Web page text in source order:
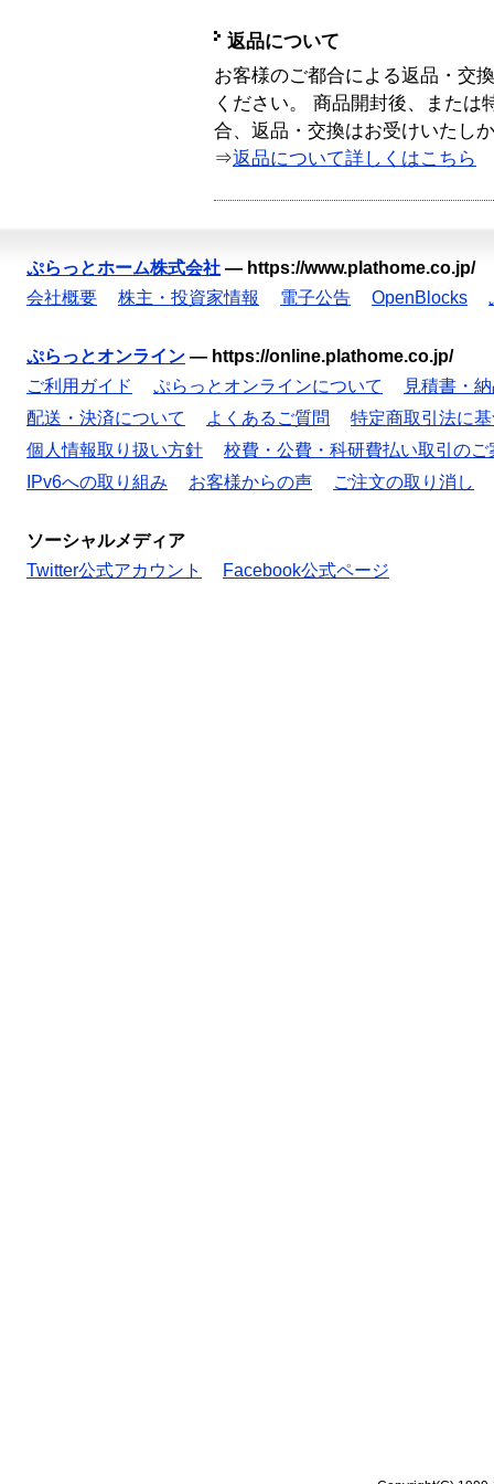
返品について
お客様のご都合による返品・交
ください。 商品開封後、または
合、返品・交換はお受けいたし
⇒返品について詳しくはこちら
ぷらっとホーム株式会社 — https://www.plathome.co.jp/
会社概要
株主・投資家情報 電子公告 OpenBlocks
ぷらっとオンライン — https://online.plathome.co.jp/
ご利用ガイド
ぷらっとオンラインについて
見積書・
配送・決済について
よくあるご質問
特定商取引法に
個人情報取り扱い方針
校費・公費・科研費払い取引のご
IPv6への取り組み
お客様からの声 ご注文の取り消し
ソーシャルメディア
Twitter公式アカウント
Facebook公式ページ